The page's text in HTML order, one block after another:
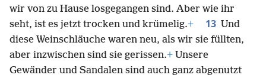
wir von zu Hause losgegangen sind. Aber wie ihr
seht, ist es jetzt trocken und krümelig.+ 13 Und
diese Weinschläuche waren neu, als wir sie füllten,
aber inzwischen sind sie gerissen.+ Unsere
Gewänder und Sandalen sind auch ganz abgenutzt